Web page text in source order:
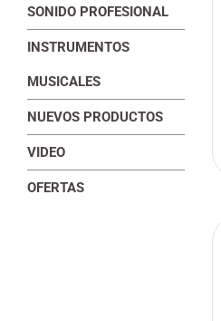
SONIDO PROFESIONAL
INSTRUMENTOS
MUSICALES
NUEVOS PRODUCTOS
VIDEO
OFERTAS